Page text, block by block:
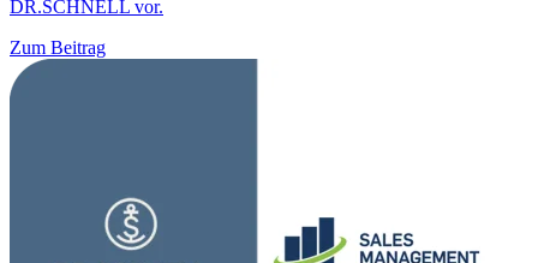
DR.SCHNELL vor.
Zum Beitrag